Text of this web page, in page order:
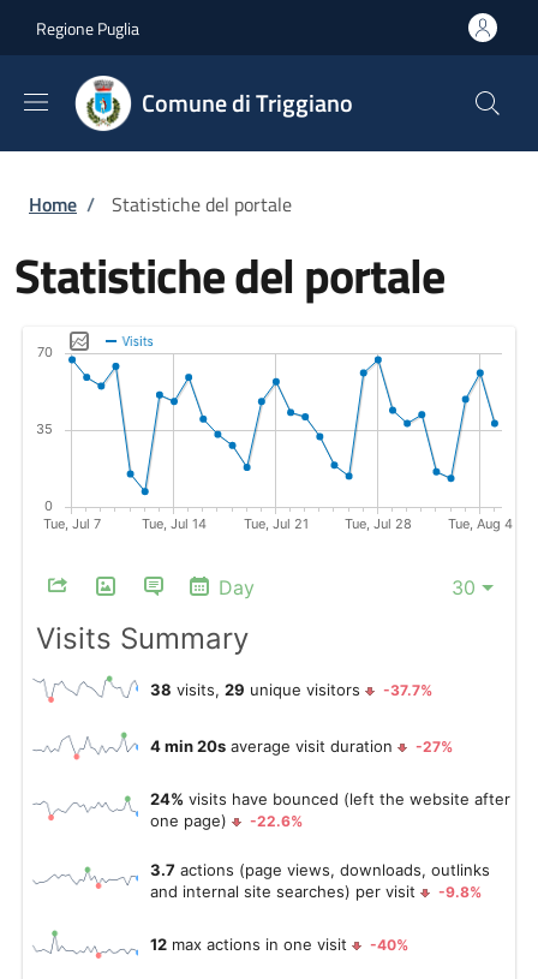
Regione Puglia
Comune di Triggiano
Briciole di pane
Home / Statistiche del portale
Statistiche del portale